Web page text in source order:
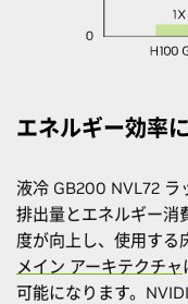
エネルギー効率
液冷 GB200 NVL72 ラ
排出量とエネルギー消
度が向上し、使用する
メイン アーキテクチャ
可能になります。